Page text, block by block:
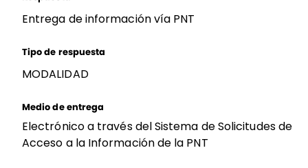
Entrega de información vía PNT
Tipo de respuesta
MODALIDAD
Medio de entrega
Electrónico a través del Sistema de Solicitudes de
Acceso a la Información de la PNT